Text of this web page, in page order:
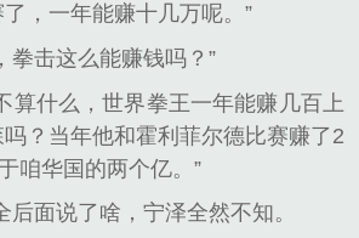
，一年能赚十几万呢。”
拳击这么能赚钱吗？”
算什么，世界拳王一年能赚几百上
？当年他和霍利菲尔德比赛赚了2
咱华国的两个亿。”
后面说了啥，宁泽全然不知。